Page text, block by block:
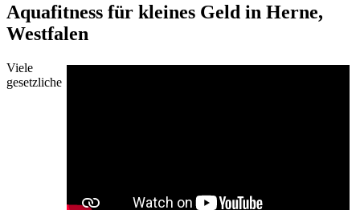
Aquafitness für kleines Geld in Herne,
Westfalen
Viele
gesetzliche